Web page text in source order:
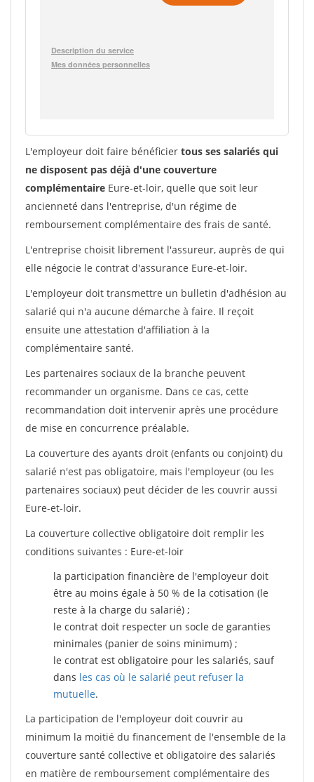
L'employeur doit faire bénéficier tous ses salariés qui
ne disposent pas déjà d'une couverture
complémentaire Eure-et-loir, quelle que soit leur
ancienneté dans l'entreprise, d'un régime de
remboursement complémentaire des frais de santé.
L'entreprise choisit librement l'assureur, auprès de qui
elle négocie le contrat d'assurance Eure-et-loir.
L'employeur doit transmettre un bulletin d'adhésion au
salarié qui n'a aucune démarche à faire. Il reçoit
ensuite une attestation d'affiliation à la
complémentaire santé.
Les partenaires sociaux de la branche peuvent
recommander un organisme. Dans ce cas, cette
recommandation doit intervenir après une procédure
de mise en concurrence préalable.
La couverture des ayants droit (enfants ou conjoint) du
salarié n'est pas obligatoire, mais l'employeur (ou les
partenaires sociaux) peut décider de les couvrir aussi
Eure-et-loir.
La couverture collective obligatoire doit remplir les
conditions suivantes : Eure-et-loir
la participation financière de l'employeur doit
être au moins égale à 50 % de la cotisation (le
reste à la charge du salarié) ;
le contrat doit respecter un socle de garanties
minimales (panier de soins minimum) ;
le contrat est obligatoire pour les salariés, sauf
dans les cas où le salarié peut refuser la
mutuelle.
La participation de l'employeur doit couvrir au
minimum la moitié du financement de l'ensemble de la
couverture santé collective et obligatoire des salariés
en matière de remboursement complémentaire des